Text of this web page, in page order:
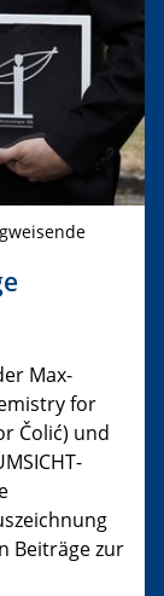
Max-
for
Čolić) und
Beiträge zur